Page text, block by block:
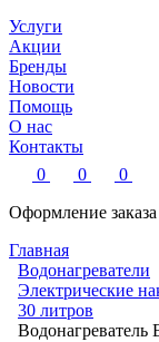
Услуги
Акции
Бренды
Новости
Помощь
О нас
Контакты
0
0
0
Оформление заказа
Главная
Водонагреватели
Электрические
30 литров
Водонагреватель